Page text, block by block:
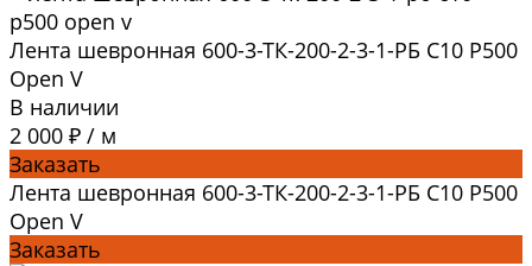
Лента шевронная 600-3-ТК-200-2-3-1-РБ C10 P500
Open V
В наличии
2 000 ₽ / м
Заказать
Лента шевронная 600-3-ТК-200-2-3-1-РБ C10 P500
Open V
Заказать